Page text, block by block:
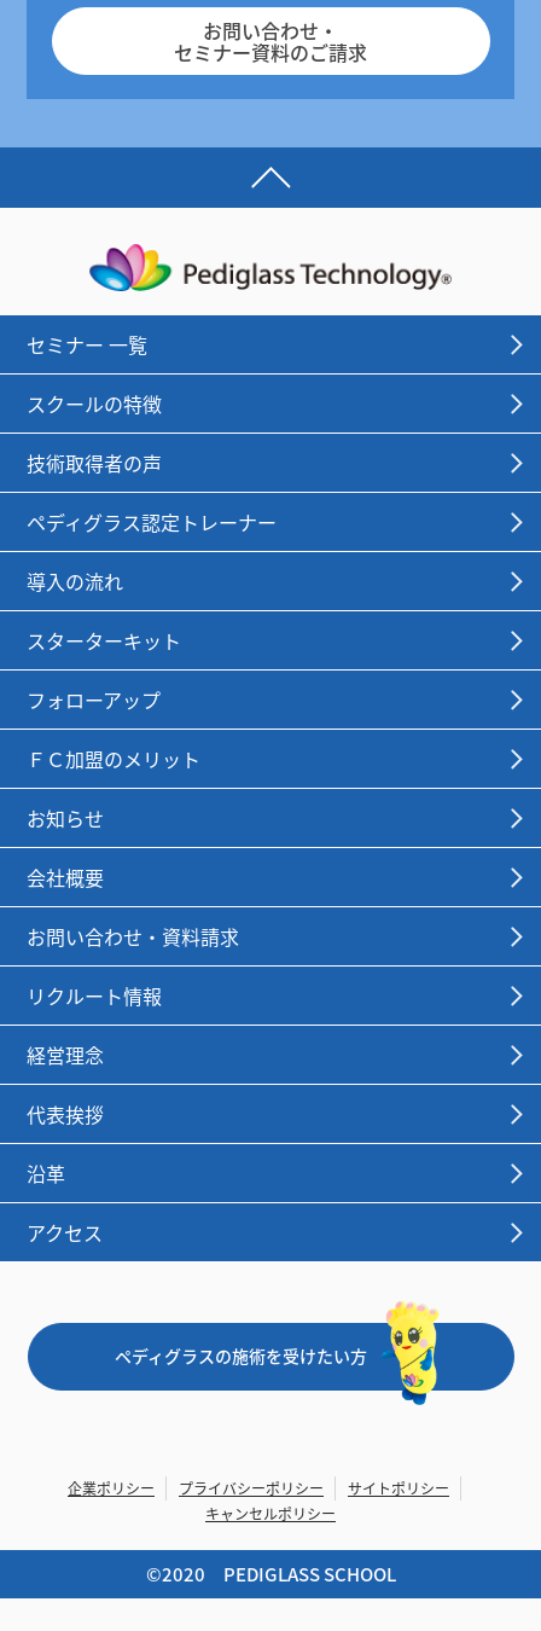
お問い合わせ・
セミナー資料のご請求
セミナー 一覧
スクールの特徴
技術取得者の声
ペディグラス認定トレーナー
導入の流れ
スターターキット
フォローアップ
ＦＣ加盟のメリット
お知らせ
会社概要
お問い合わせ・資料請求
リクルート情報
経営理念
代表挨拶
沿革
アクセス
ペディグラスの施術を受けたい方
企業ポリシー プライバシーポリシー
サイトポリシー
キャンセルポリシー
©︎2020 PEDIGLASS SCHOOL